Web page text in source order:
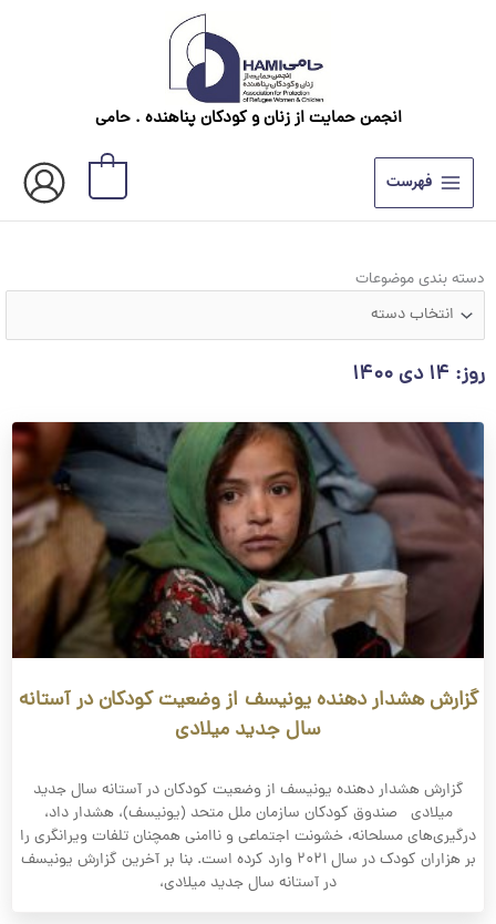
انجمن حمایت از زنان و کودکان پناهنده . حامی
فهرست
دسته بندی موضوعات
دسته
موضوعات
روز: ۱۴ دی ۱۴۰۰
گزارش هشدار دهنده یونیسف از وضعیت کودکان در آستانه
سال جدید میلادی
گزارش هشدار دهنده یونیسف از وضعیت کودکان در آستانه سال جدید
میلادی صندوق کودکان سازمان ملل متحد (یونیسف)، هشدار داد،
درگیری‌های مسلحانه، خشونت اجتماعی و ناامنی همچنان تلفات ویرانگری را
بر هزاران کودک در سال ۲۰۲۱ وارد کرده است. بنا بر آخرین گزارش یونیسف‌
در آستانه سال جدید میلادی،